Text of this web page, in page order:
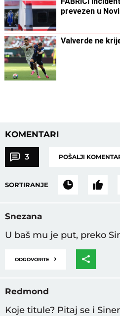
prevezen u
Valverde ne
KOMENTARI
3 POŠALJI
SORTIRANJE
Snezana
U baš mu je put, preko
ODGOVORITE ›
Redmond
Koje titule? Pitaj se i